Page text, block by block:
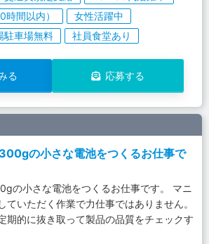
間以内）
女性活躍中
駐車場無料 社員食堂あり
る 応募する
の小さな電池をつくるお仕事で
の小さな電池をつくるお仕事です。 マニ
ていただく作業で力仕事ではありません。
期的に抜き取って製品の品質をチェックす